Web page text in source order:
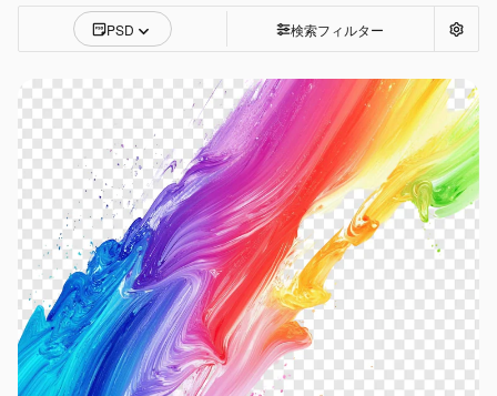
PSD 検索フィルター